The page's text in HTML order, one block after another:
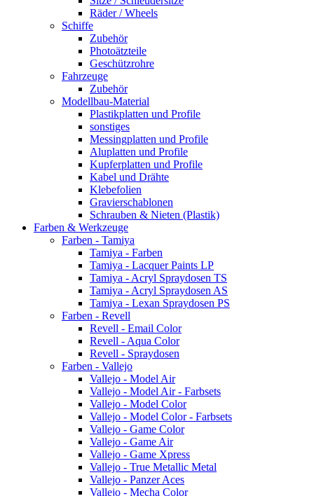
Räder / Wheels
Schiffe
Zubehör
Photoätzteile
Geschützrohre
Fahrzeuge
Zubehör
Modellbau-Material
Plastikplatten und Profile
sonstiges
Messingplatten und Profile
Aluplatten und Profile
Kupferplatten und Profile
Kabel und Drähte
Klebefolien
Gravierschablonen
Schrauben & Nieten (Plastik)
Farben & Werkzeuge
Farben - Tamiya
Tamiya - Farben
Tamiya - Lacquer Paints LP
Tamiya - Acryl Spraydosen TS
Tamiya - Acryl Spraydosen AS
Tamiya - Lexan Spraydosen PS
Farben - Revell
Revell - Email Color
Revell - Aqua Color
Revell - Spraydosen
Farben - Vallejo
Vallejo - Model Air
Vallejo - Model Air - Farbsets
Vallejo - Model Color
Vallejo - Model Color - Farbsets
Vallejo - Game Color
Vallejo - Game Air
Vallejo - Game Xpress
Vallejo - True Metallic Metal
Vallejo - Panzer Aces
Vallejo - Mecha Color